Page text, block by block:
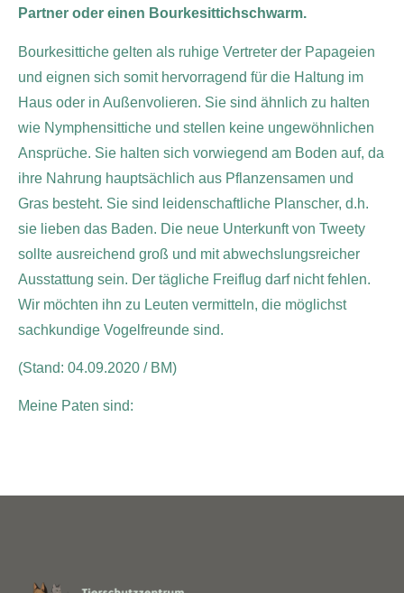
Partner oder einen Bourkesittichschwarm.
Bourkesittiche gelten als ruhige Vertreter der Papageien
und eignen sich somit hervorragend für die Haltung im
Haus oder in Außenvolieren. Sie sind ähnlich zu halten
wie Nymphensittiche und stellen keine ungewöhnlichen
Ansprüche. Sie halten sich vorwiegend am Boden auf, da
ihre Nahrung hauptsächlich aus Pflanzensamen und
Gras besteht. Sie sind leidenschaftliche Planscher, d.h.
sie lieben das Baden. Die neue Unterkunft von Tweety
sollte ausreichend groß und mit abwechslungsreicher
Ausstattung sein. Der tägliche Freiflug darf nicht fehlen.
Wir möchten ihn zu Leuten vermitteln, die möglichst
sachkundige Vogelfreunde sind.
(Stand: 04.09.2020 / BM)
Meine Paten sind: